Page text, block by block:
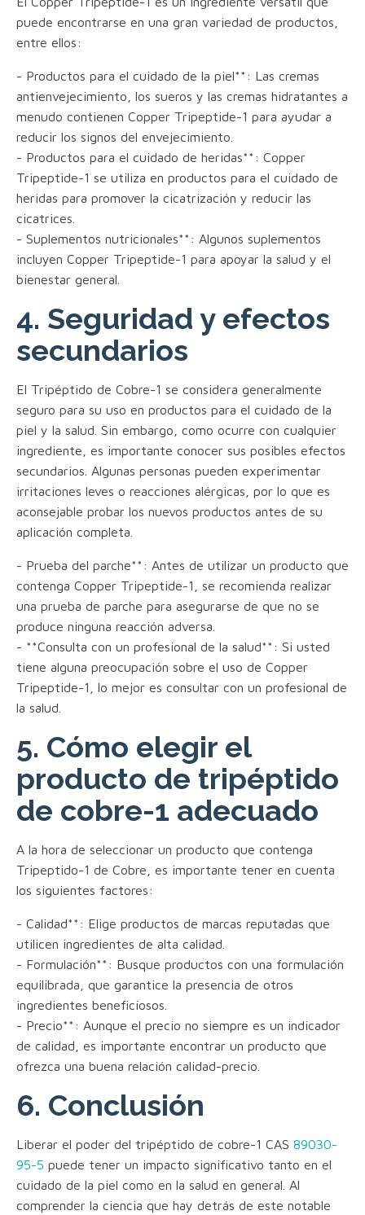
puede encontrarse en una gran variedad de productos,
entre ellos:
- Productos para el cuidado de la piel**: Las cremas
antienvejecimiento, los sueros y las cremas hidratantes a
menudo contienen Copper Tripeptide-1 para ayudar a
reducir los signos del envejecimiento.
- Productos para el cuidado de heridas**: Copper
Tripeptide-1 se utiliza en productos para el cuidado de
heridas para promover la cicatrización y reducir las
cicatrices.
- Suplementos nutricionales**: Algunos suplementos
incluyen Copper Tripeptide-1 para apoyar la salud y el
bienestar general.
4. Seguridad y efectos
secundarios
El Tripéptido de Cobre-1 se considera generalmente
seguro para su uso en productos para el cuidado de la
piel y la salud. Sin embargo, como ocurre con cualquier
ingrediente, es importante conocer sus posibles efectos
secundarios. Algunas personas pueden experimentar
irritaciones leves o reacciones alérgicas, por lo que es
aconsejable probar los nuevos productos antes de su
aplicación completa.
- Prueba del parche**: Antes de utilizar un producto que
contenga Copper Tripeptide-1, se recomienda realizar
una prueba de parche para asegurarse de que no se
produce ninguna reacción adversa.
- **Consulta con un profesional de la salud**: Si usted
tiene alguna preocupación sobre el uso de Copper
Tripeptide-1, lo mejor es consultar con un profesional de
la salud.
5. Cómo elegir el
producto de tripéptido
de cobre-1 adecuado
A la hora de seleccionar un producto que contenga
Tripeptido-1 de Cobre, es importante tener en cuenta
los siguientes factores:
- Calidad**: Elige productos de marcas reputadas que
utilicen ingredientes de alta calidad.
- Formulación**: Busque productos con una formulación
equilibrada, que garantice la presencia de otros
ingredientes beneficiosos.
- Precio**: Aunque el precio no siempre es un indicador
de calidad, es importante encontrar un producto que
ofrezca una buena relación calidad-precio.
6. Conclusión
Liberar el poder del tripéptido de cobre-1 CAS 89030-
95-5 puede tener un impacto significativo tanto en el
cuidado de la piel como en la salud en general. Al
comprender la ciencia que hay detrás de este notable